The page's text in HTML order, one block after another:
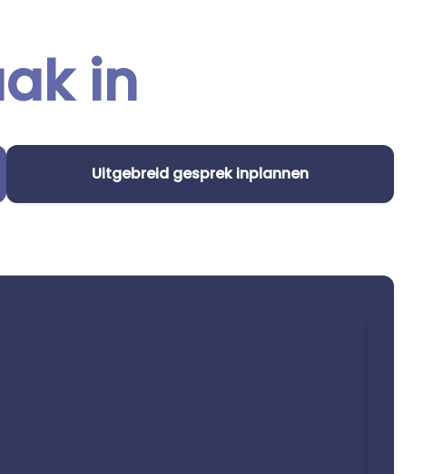
in
Uitgebreid gesprek inplannen